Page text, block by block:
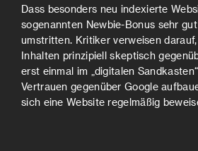
Dass besonders neu indexierte
sogenannten Newbie-Bonus sehr
umstritten. Kritiker verweisen
Inhalten prinzipiell skeptisch
erst einmal im „digitalen
Vertrauen gegenüber Google
sich eine Website regelmäßig